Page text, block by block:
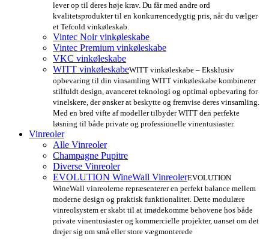
lever op til deres høje krav. Du får med andre ord
kvalitetsprodukter til en konkurrencedygtig pris, når du vælger
et Tefcold vinkøleskab.
Vintec Noir vinkøleskabe
Vintec Premium vinkøleskabe
VKC vinkøleskabe
WITT vinkøleskabeWITT vinkøleskabe – Eksklusiv
opbevaring til din vinsamling WITT vinkøleskabe kombinerer
stilfuldt design, avanceret teknologi og optimal opbevaring for
vinelskere, der ønsker at beskytte og fremvise deres vinsamling.
Med en bred vifte af modeller tilbyder WITT den perfekte
løsning til både private og professionelle vinentusiaster.
Vinreoler
Alle Vinreoler
Champagne Pupitre
Diverse Vinreoler
EVOLUTION WineWall VinreolerEVOLUTION
WineWall vinreolerne repræsenterer en perfekt balance mellem
moderne design og praktisk funktionalitet. Dette modulære
vinreolsystem er skabt til at imødekomme behovene hos både
private vinentusiaster og kommercielle projekter, uanset om det
drejer sig om små eller store vægmonterede